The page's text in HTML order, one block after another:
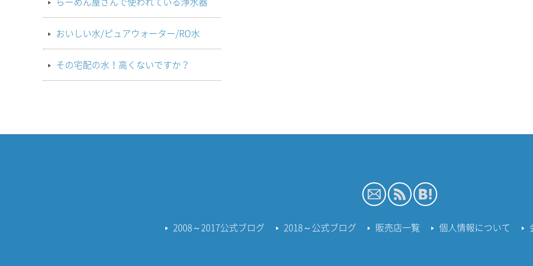
おいしい水/ピュアウォーター/RO水
その宅配の水！高くないですか？
2008～2017公式ブログ 2018～公式ブログ 販売店一覧 個人情報について